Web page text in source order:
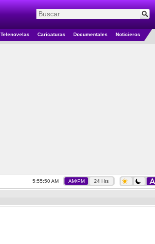
Telenovelas Caricaturas Documentales Noticieros
5:55:51 AM AM/PM 24 Hrs